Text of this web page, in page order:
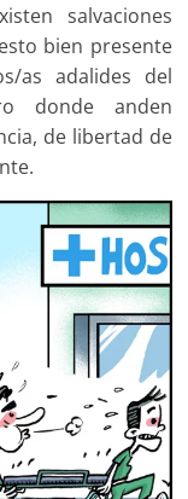
salvaciones
bien presente
as adalides del
donde anden
de libertad de